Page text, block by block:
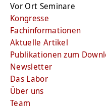
Vor Ort Seminare
Kongresse
Fachinformationen
Aktuelle Artikel
Publikationen zum
Newsletter
Das Labor
Über uns
Team